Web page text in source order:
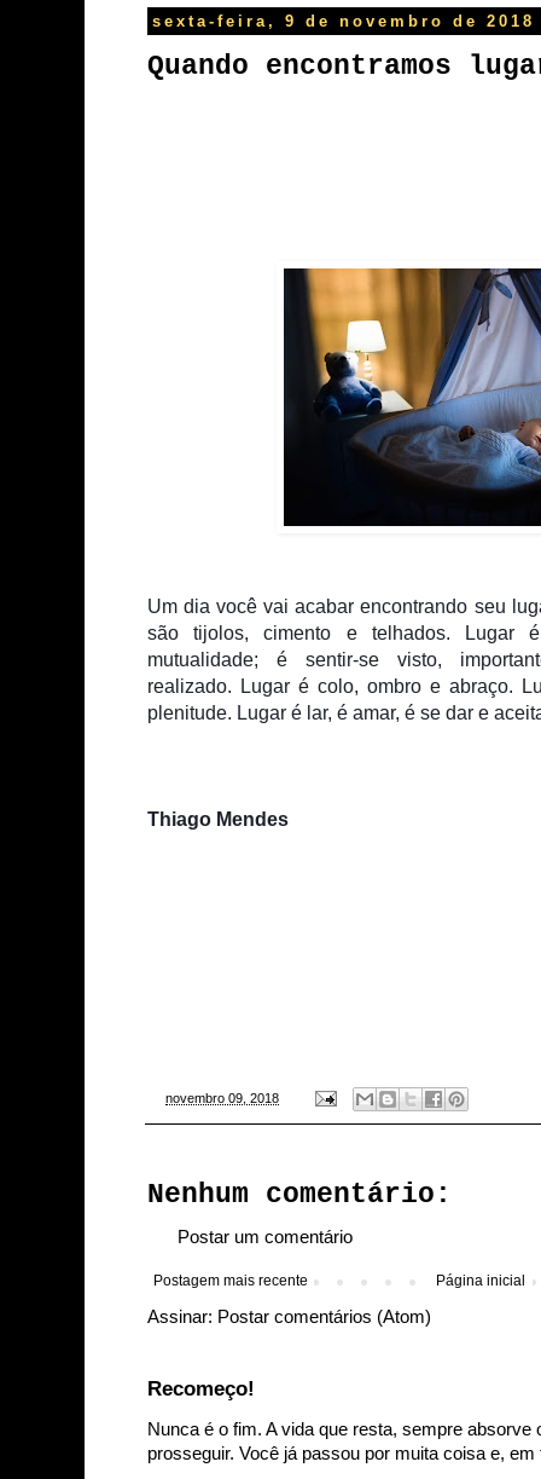
sexta-feira, 9 de novembro de 2018
Quando encontramos
Um dia você vai acabar encontrando seu
são tijolos, cimento e telhados. Lugar
mutualidade; é sentir-se visto,
realizado. Lugar é colo, ombro e abraço.
plenitude. Lugar é lar, é amar, é se dar e
Thiago Mendes
novembro 09, 2018
Nenhum comentário:
Postar um comentário
Postagem mais recente Página inicial
Assinar: Postar comentários (Atom)
Recomeço!
Nunca é o fim. A vida que resta, sempre
prosseguir. Você já passou por muita coisa e,